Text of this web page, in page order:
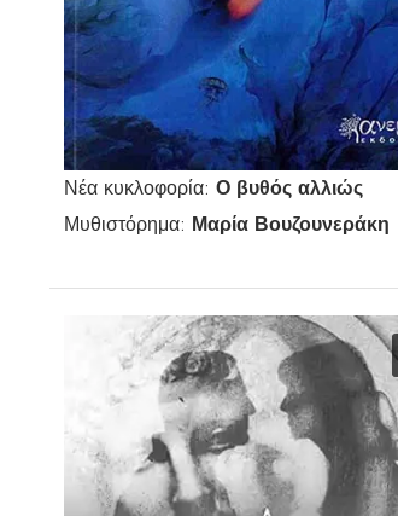
Νέα κυκλοφορία:Ο βυθός αλλιώς
Μυθιστόρημα: Μαρία Βουζουνεράκη